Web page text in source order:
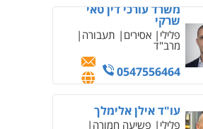
משרד עורכי דין טאי
שרקי
פלילי אסירים תעבורה
מרב"ד
0547556464
עו"ד אילן אלימלך
פלילי פשיעה חמורה